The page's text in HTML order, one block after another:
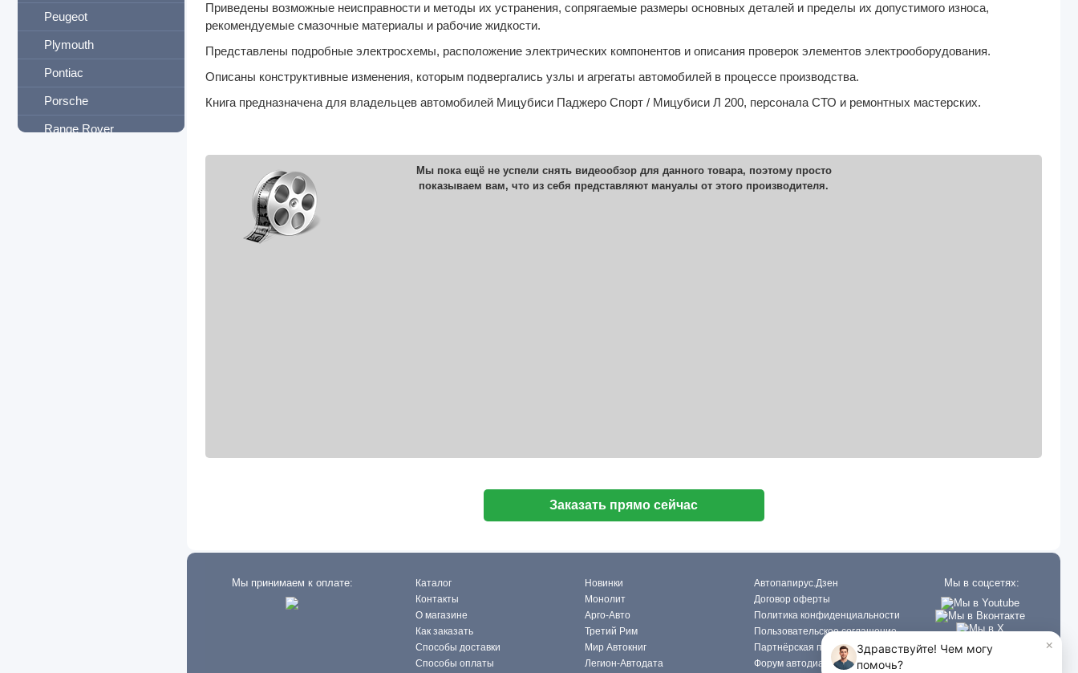
Peugeot
Plymouth
Pontiac
Porsche
Range Rover
Приведены возможные неисправности и методы их устранения, сопрягаемые размеры основных деталей и пределы их допустимого износа,
рекомендуемые смазочные материалы и рабочие жидкости.
Представлены подробные электросхемы, расположение электрических компонентов и описания проверок элементов электрооборудования.
Описаны конструктивные изменения, которым подвергались узлы и агрегаты автомобилей в процессе производства.
Книга предназначена для владельцев автомобилей Мицубиси Паджеро Спорт / Мицубиси Л 200, персонала СТО и ремонтных мастерских.
Мы пока ещё не успели снять видеообзор для данного товара, поэтому просто
показываем вам, что из себя представляют мануалы от этого производителя.
Заказать прямо сейчас
Мы принимаем к оплате:
Каталог
Контакты
О магазине
Как заказать
Способы доставки
Способы оплаты
Новинки
Монолит
Арго-Авто
Третий Рим
Мир Автокниг
Легион-Автодата
Автопапирус.Дзен
Договор оферты
Политика конфиденциальности
Пользовательское соглашение
Партнёрская программа
Форум автодиагностов
Мы в соцсетях: